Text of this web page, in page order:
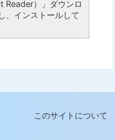
Reader）」ダウンロ
、インストールして
このサイトについて